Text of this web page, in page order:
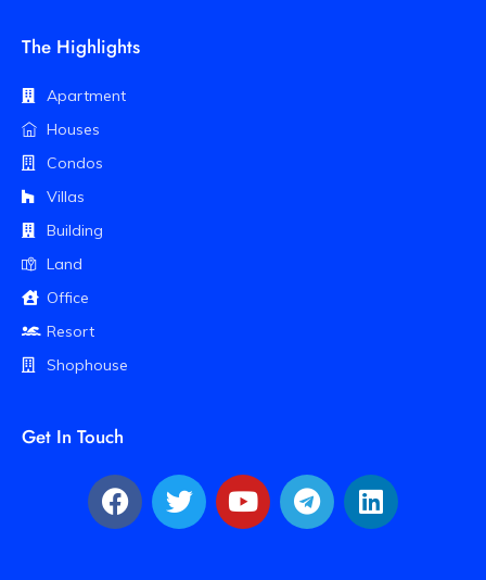
The Highlights
Apartment
Houses
Condos
Villas
Building
Land
Office
Resort
Shophouse
Get In Touch